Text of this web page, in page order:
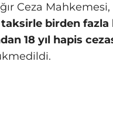
Ceza Mahkemesi,
taksirle birden
18 yıl hapis